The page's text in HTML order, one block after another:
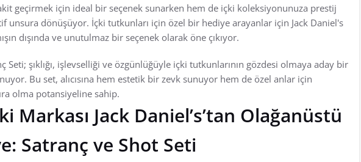
geçirmek için ideal bir seçenek sunarken hem de içki koleksiyonunuza prestij
unsura dönüşüyor. İçki tutkunları için özel bir hediye arayanlar için Jack Daniel's
dışında ve unutulmaz bir seçenek olarak öne çıkıyor.
Seti; şıklığı, işlevselliği ve özgünlüğüyle içki tutkunlarının gözdesi olmaya aday bir
Bu set, alıcısına hem estetik bir zevk sunuyor hem de özel anlar için
olma potansiyeline sahip.
Markası Jack Daniel’s’tan Olağanüstü
Satranç ve Shot Seti